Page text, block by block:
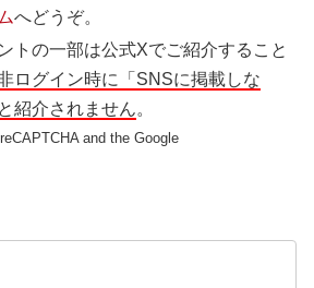
へどうぞ。
トの一部は公式Xでご紹介すること
ログイン時に「SNSに掲載しな
紹介されません。
and the Google